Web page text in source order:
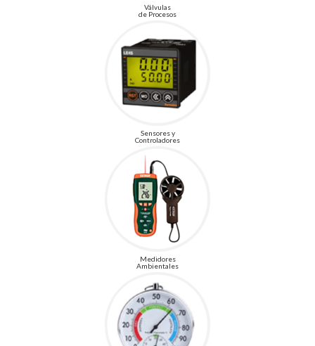
Válvulas
de Procesos
Sensores y
Controladores
Medidores
Ambientales